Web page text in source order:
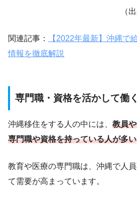
（
関連記事：
【2022年最新】沖縄で
情報を徹底解説
専門職・資格を活かして働く
沖縄移住をする人の中には、 教員
専門職や資格を持っている人が多い
教育や医療の専門職は、沖縄で人
て需要が高まっています。